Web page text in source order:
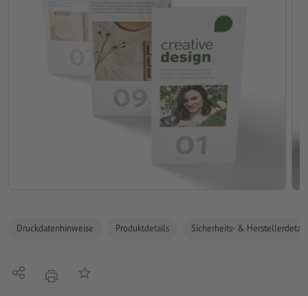
Druckdatenhinweise Produktdetails Sicherheits- &
Teilen DruckenAuf die Merkliste